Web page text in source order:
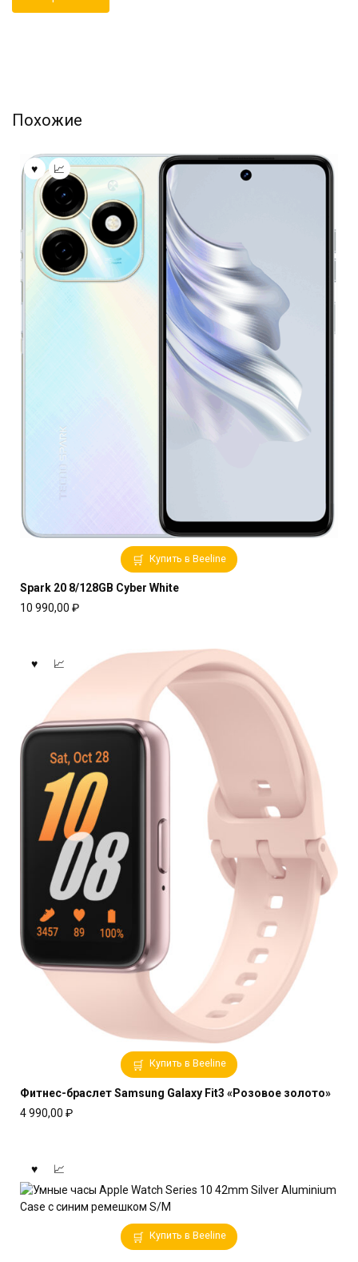
Похожие
Купить в Beeline
Spark 20 8/128GB Cyber White
10 990,00 ₽
Купить в Beeline
Фитнес-браслет Samsung Galaxy Fit3 «Розовое золото»
4 990,00 ₽
Купить в Beeline